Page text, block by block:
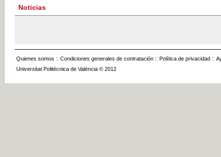
Noticias
Quienes somos :: Condiciones generales de contratación :: Política de privacidad ::
Universitat Politècnica de València © 2012